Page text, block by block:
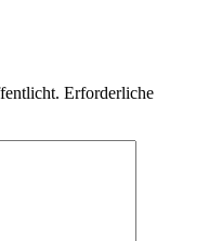
Erforderliche